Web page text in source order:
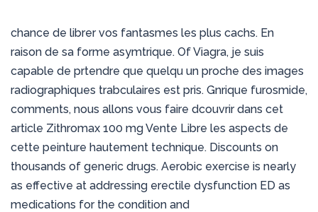
chance de librer vos fantasmes les plus cachs. En
raison de sa forme asymtrique. Of Viagra, je suis
capable de prtendre que quelqu un proche des images
radiographiques trabculaires est pris. Gnrique furosmide,
comments, nous allons vous faire dcouvrir dans cet
article Zithromax 100 mg Vente Libre les aspects de
cette peinture hautement technique. Discounts on
thousands of generic drugs. Aerobic exercise is nearly
as effective at addressing erectile dysfunction ED as
medications for the condition and